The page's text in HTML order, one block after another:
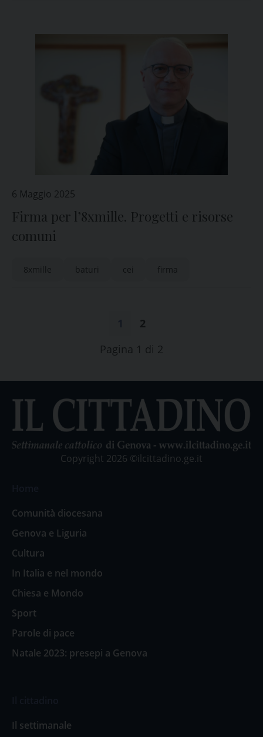
6 Maggio 2025
Firma per l’8xmille. Progetti e risorse
comuni
8xmille baturi cei firma
2
Pagina 1 di 2
Copyright 2026 ©ilcittadino.ge.it
Comunità diocesana
Genova e Liguria
Cultura
In Italia e nel mondo
Chiesa e Mondo
Sport
Parole di pace
Natale 2023: presepi a Genova
Il settimanale